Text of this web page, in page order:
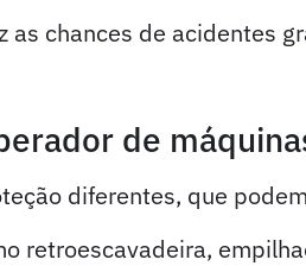
as chances de acidentes
de
diferentes, que
retroescavadeira,